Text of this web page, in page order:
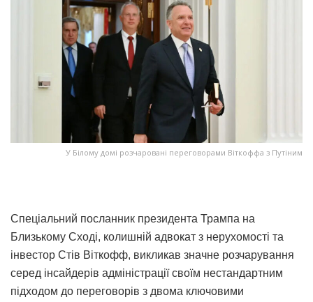
У Білому домі розчаровані переговорами Віткоффа з Путіним
Спеціальний посланник президента Трампа на
Близькому Сході, колишній адвокат з нерухомості та
інвестор Стів Віткофф, викликав значне розчарування
серед інсайдерів адміністрації своїм нестандартним
підходом до переговорів з двома ключовими